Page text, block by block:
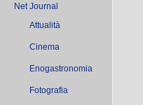
Net Journal
Attualità
Cinema
Enogastronomia
Fotografia